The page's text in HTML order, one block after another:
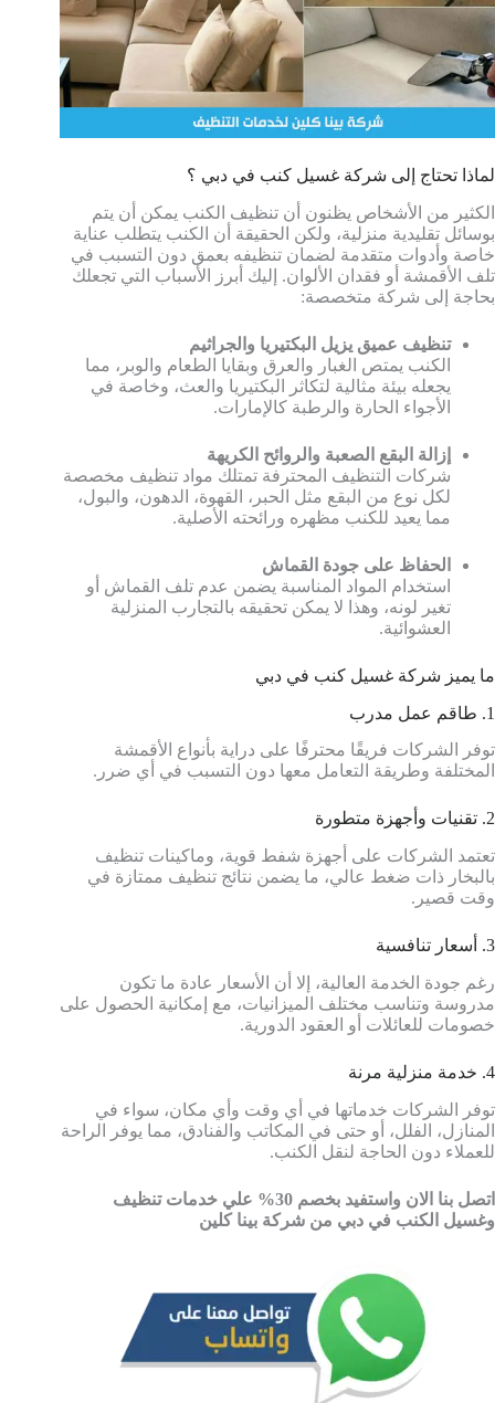
لماذا تحتاج إلى شركة غسيل كنب في دبي ؟
الكثير من الأشخاص يظنون أن تنظيف الكنب يمكن أن يتم
بوسائل تقليدية منزلية، ولكن الحقيقة أن الكنب يتطلب عناية
خاصة وأدوات متقدمة لضمان تنظيفه بعمق دون التسبب في
تلف الأقمشة أو فقدان الألوان. إليك أبرز الأسباب التي تجعلك
بحاجة إلى شركة متخصصة:
تنظيف عميق يزيل البكتيريا والجراثيم
الكنب يمتص الغبار والعرق وبقايا الطعام والوبر، مما
يجعله بيئة مثالية لتكاثر البكتيريا والعث، وخاصة في
الأجواء الحارة والرطبة كالإمارات.
إزالة البقع الصعبة والروائح الكريهة
شركات التنظيف المحترفة تمتلك مواد تنظيف مخصصة
لكل نوع من البقع مثل الحبر، القهوة، الدهون، والبول،
مما يعيد للكنب مظهره ورائحته الأصلية.
الحفاظ على جودة القماش
استخدام المواد المناسبة يضمن عدم تلف القماش أو
تغير لونه، وهذا لا يمكن تحقيقه بالتجارب المنزلية
العشوائية.
ما يميز شركة غسيل كنب في دبي
1. طاقم عمل مدرب
توفر الشركات فريقًا محترفًا على دراية بأنواع الأقمشة
المختلفة وطريقة التعامل معها دون التسبب في أي ضرر.
2. تقنيات وأجهزة متطورة
تعتمد الشركات على أجهزة شفط قوية، وماكينات تنظيف
بالبخار ذات ضغط عالي، ما يضمن نتائج تنظيف ممتازة في
وقت قصير.
3. أسعار تنافسية
رغم جودة الخدمة العالية، إلا أن الأسعار عادة ما تكون
مدروسة وتناسب مختلف الميزانيات، مع إمكانية الحصول على
خصومات للعائلات أو العقود الدورية.
4. خدمة منزلية مرنة
توفر الشركات خدماتها في أي وقت وأي مكان، سواء في
المنازل، الفلل، أو حتى في المكاتب والفنادق، مما يوفر الراحة
للعملاء دون الحاجة لنقل الكنب.
اتصل بنا الان واستفيد بخصم 30% علي خدمات تنظيف
وغسيل الكنب في دبي من شركة بينا كلين